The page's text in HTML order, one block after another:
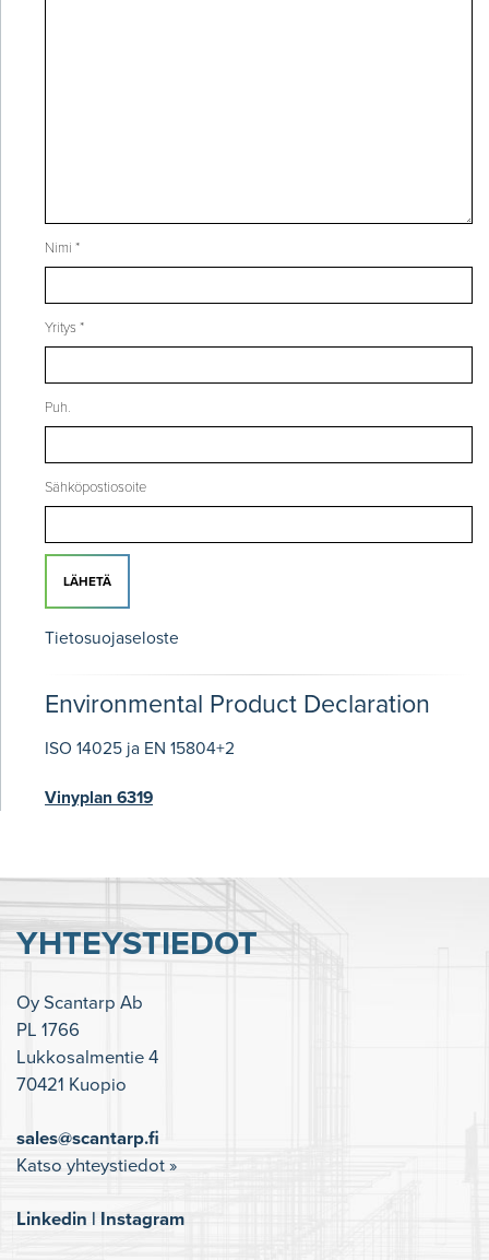
Nimi *
Yritys *
Puh.
Sähköpostiosoite
LÄHETÄ
Tietosuojaseloste
Environmental Product Declaration
ISO 14025 ja EN 15804+2
Vinyplan 6319
YHTEYSTIEDOT
Oy Scantarp Ab
PL 1766
Lukkosalmentie 4
70421 Kuopio
sales@scantarp.fi
Katso yhteystiedot »
Linkedin | Instagram